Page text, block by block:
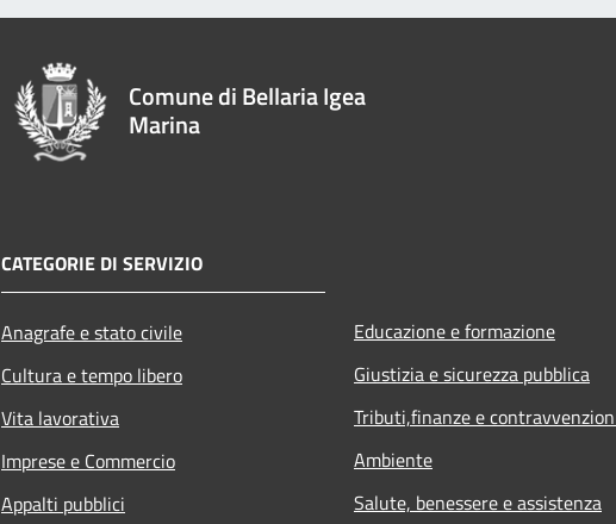
Comune di Bellaria Igea
Marina
CATEGORIE DI SERVIZIO
Anagrafe e stato civile
Cultura e tempo libero
Vita lavorativa
Imprese e Commercio
Appalti pubblici
Educazione e formazione
Giustizia e sicurezza pubblica
Tributi,finanze e
Ambiente
Salute, benessere e assistenza